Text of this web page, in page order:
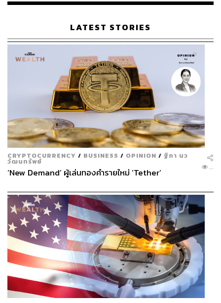
เรือนไทยที่ถูกซุกไว้
LATEST STORIES
CRYPTOCURRENCY / BUSINESS / OPINION / ฐิภา นว
วัฒนทรัพย์
‘New Demand’ ผู้เล่นทองคำรายใหม่ ‘Tether’ ...